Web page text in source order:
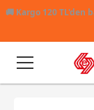
🚚 Kargo 120 TL'den